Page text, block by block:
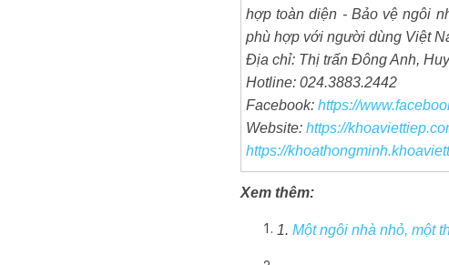
hợp toàn diện - Bảo vệ ngôi
phù hợp với người dùng Việt
Địa chỉ: Thị trấn Đông Anh,
Hotline: 024.3883.2442
Facebook: https://
Website: https://
https://
Xem thêm:
1. Một ngôi nhà nhỏ, một